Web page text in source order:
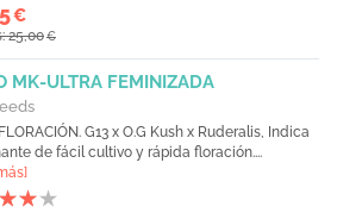
€
25,00€
MK-ULTRA FEMINIZADA
G13 x O.G Kush x Ruderalis, Indica
de fácil cultivo y rápida floración....